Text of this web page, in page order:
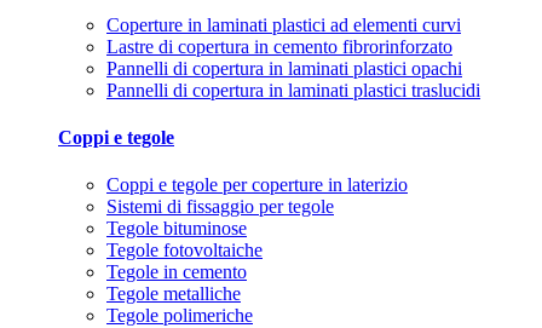
Coperture in laminati plastici ad elementi curvi
Lastre di copertura in cemento fibrorinforzato
Pannelli di copertura in laminati plastici opachi
Pannelli di copertura in laminati plastici traslucidi
Coppi e tegole
Coppi e tegole per coperture in laterizio
Sistemi di fissaggio per tegole
Tegole bituminose
Tegole fotovoltaiche
Tegole in cemento
Tegole metalliche
Tegole polimeriche